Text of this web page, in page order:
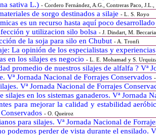
sativa L.) - Cordero Fernández, A.G., Contreras Paco,
de sorgo destinados a silaje - L. S. Royo
es un recurso hasta aquí poco
y utilizacion silo bolsa - J. Dindart, M.
de la soja para silo en Chubut - A. Tronfi
La opinión de los especialistas y
en los silajes es negocio - L. E. Mohamad y S.
promedio de nuestros silajes de alfalfa ? Vª
Vª Jornada Nacional de Forrajes Conservados
Vª Jornada Nacional de Forrajes
silajes en los sistemas ganaderos. Vª Jornada
para mejorar la calidad y estabilidad
Conservados- O. Queiroz
para silajes. Vª Jornada Nacional de
podemos perder de vista durante el ensilado.